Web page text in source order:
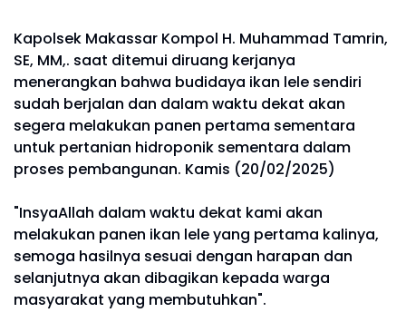
Kapolsek Makassar Kompol H. Muhammad Tamrin,
SE, MM,. saat ditemui diruang kerjanya
menerangkan bahwa budidaya ikan lele sendiri
sudah berjalan dan dalam waktu dekat akan
segera melakukan panen pertama sementara
untuk pertanian hidroponik sementara dalam
proses pembangunan. Kamis (20/02/2025)
"InsyaAllah dalam waktu dekat kami akan
melakukan panen ikan lele yang pertama kalinya,
semoga hasilnya sesuai dengan harapan dan
selanjutnya akan dibagikan kepada warga
masyarakat yang membutuhkan".